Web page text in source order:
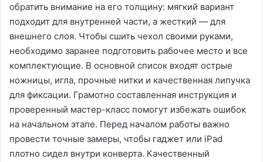
обратить внимание на его толщину: мягкий вариант
подходит для внутренней части, а жесткий — для
внешнего слоя. Чтобы сшить чехол своими руками,
необходимо заранее подготовить рабочее место и все
комплектующие. В основной список входят острые
ножницы, игла, прочные нитки и качественная липучка
для фиксации. Грамотно составленная инструкция и
проверенный мастер-класс помогут избежать ошибок
на начальном этапе. Перед началом работы важно
провести точные замеры, чтобы гаджет или iPad
плотно сидел внутри конверта. Качественный